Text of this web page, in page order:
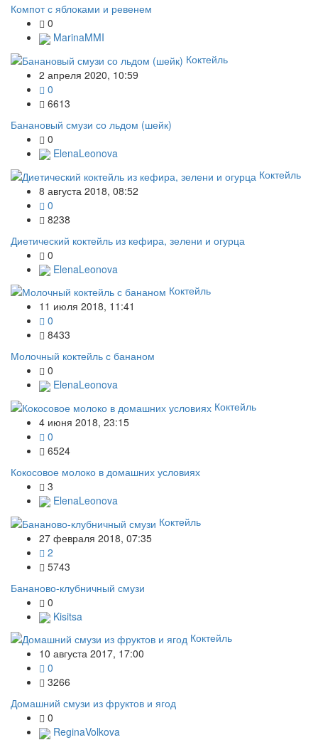
Компот с яблоками и ревенем
0
MarinaMMI
Коктейль
2 апреля 2020, 10:59
0
6613
Банановый смузи со льдом (шейк)
0
ElenaLeonova
Коктейль
8 августа 2018, 08:52
0
8238
Диетический коктейль из кефира, зелени и огурца
0
ElenaLeonova
Коктейль
11 июля 2018, 11:41
0
8433
Молочный коктейль с бананом
0
ElenaLeonova
Коктейль
4 июня 2018, 23:15
0
6524
Кокосовое молоко в домашних условиях
3
ElenaLeonova
Коктейль
27 февраля 2018, 07:35
2
5743
Бананово-клубничный смузи
0
Kisitsa
Коктейль
10 августа 2017, 17:00
0
3266
Домашний смузи из фруктов и ягод
0
ReginaVolkova